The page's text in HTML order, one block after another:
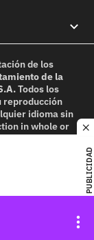
PUBLICIDAD
de los
de la
Todos los
reproducción
idioma sin
in whole or